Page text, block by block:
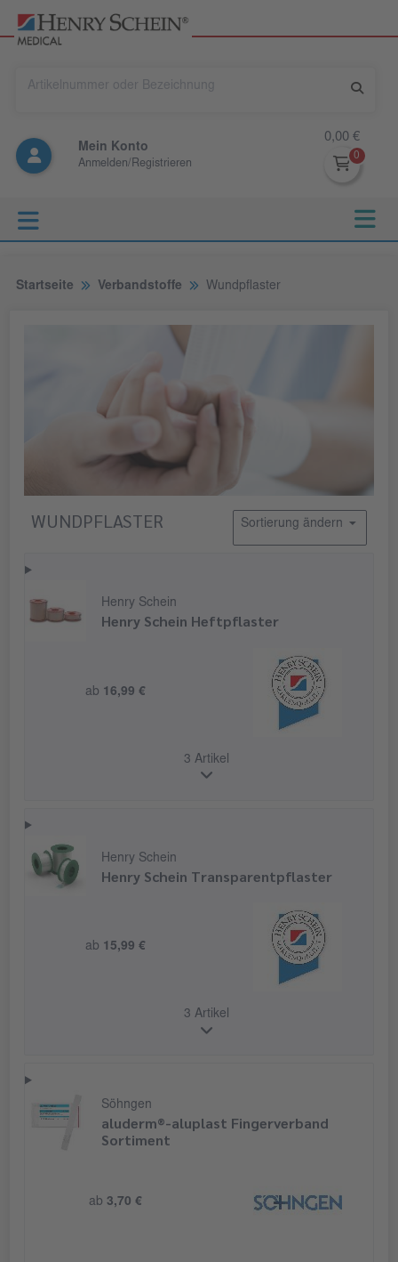
Mein Konto
Anmelden/Registrieren
0,00 €
Startseite Verbandstoffe Wundpflaster
WUNDPFLASTER Sortierung ändern
Henry Schein
Henry Schein Heftpflaster
ab 16,99 €
3 Artikel
Henry Schein
Henry Schein Transparentpflaster
ab 15,99 €
3 Artikel
Söhngen
aluderm®-aluplast Fingerverband
Sortiment
ab 3,70 €